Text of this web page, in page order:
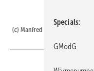
(c) Manfred Witt
Specials
GModG